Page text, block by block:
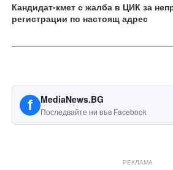
Кандидат-кмет с жалба в ЦИК за
регистрации по настоящ адрес
f MediaNews.BG
Последвайте ни във Facebook
РЕКЛАМА